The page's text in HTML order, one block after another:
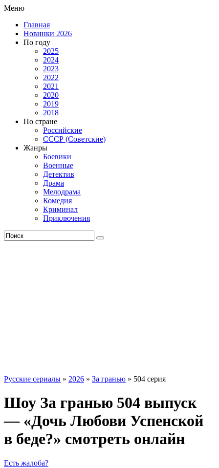
Меню
Главная
Новинки 2026
По году
2025
2024
2023
2022
2021
2020
2019
2018
По стране
Российские
СССР (Советские)
Жанры
Боевики
Военные
Детектив
Драма
Мелодрама
Комедия
Криминал
Приключения
Русские сериалы » 2026 » За гранью » 504 серия
Шоу За гранью 504 выпуск
— «Дочь Любови Успенской
в беде?» смотреть онлайн
Есть жалоба?